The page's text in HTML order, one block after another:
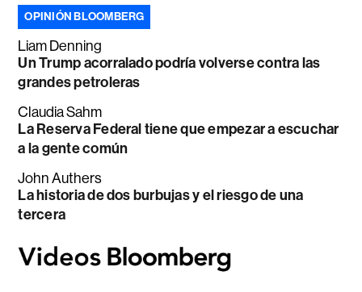
OPINIÓN BLOOMBERG
Liam Denning
Un Trump acorralado podría volverse contra las
grandes petroleras
Claudia Sahm
La Reserva Federal tiene que empezar a escuchar
a la gente común
John Authers
La historia de dos burbujas y el riesgo de una
tercera